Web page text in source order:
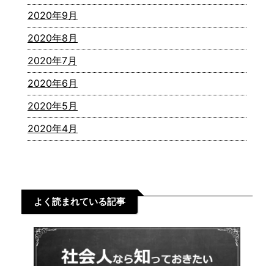
2020年9月
2020年8月
2020年7月
2020年6月
2020年5月
2020年4月
よく読まれている記事